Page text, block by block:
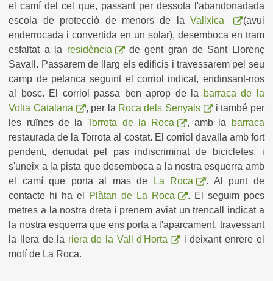
el camí del cel que, passant per dessota l'abandonadada
escola de protecció de menors de laVallxica
(avui
enderrocada i convertida en un solar), desemboca en tram
esfaltat a la residència
de gent gran de Sant Llorenç
Savall. Passarem de llarg els edificis i travessarem pel seu
camp de petanca seguint el corriol indicat, endinsant-nos
al bosc. El corriol passa ben aprop de la barraca de la
Volta Catalana
, per la Roca dels Senyals
i també per
les ruïnes de laTorrota de la Roca , amb la
barraca
restaurada de la Torrota al costat. El corriol davalla amb fort
pendent, denudat pel pas indiscriminat de bicicletes, i
s'uneix a la pista que desemboca a la nostra esquerra amb
el camí que porta al mas de
La Roca
. Al punt de
contacte hi ha el
Plàtan de La Roca
. El seguim pocs
metres a la nostra dreta i prenem aviat un trencall indicat a
la nostra esquerra que ens porta a l'aparcament, travessant
la llera de la riera de la Vall d'Horta
i deixant enrere el
molí de La Roca.